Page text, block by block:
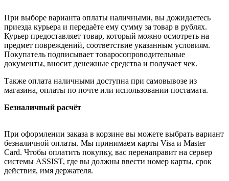
При выборе варианта оплаты наличными, вы дожидаетесь
приезда курьера и передаёте ему сумму за товар в рублях.
Курьер предоставляет товар, который можно осмотреть на
предмет повреждений, соответствие указанным условиям.
Покупатель подписывает товаросопроводительные
документы, вносит денежные средства и получает чек.
Также оплата наличными доступна при самовывозе из
магазина, оплаты по почте или использовании постамата.
Безналичный расчёт
При оформлении заказа в корзине вы можете выбрать вариант
безналичной оплаты. Мы принимаем карты Visa и Master
Card. Чтобы оплатить покупку, вас перенаправит на сервер
системы ASSIST, где вы должны ввести номер карты, срок
действия, имя держателя.